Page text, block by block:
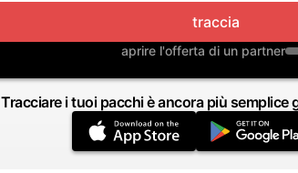
traccia
aprire l'offerta di un partner
Tracciare i tuoi pacchi è ancora più semplice